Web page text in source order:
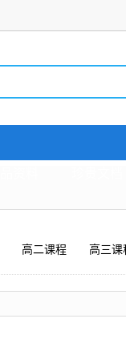
高二课程 高三课